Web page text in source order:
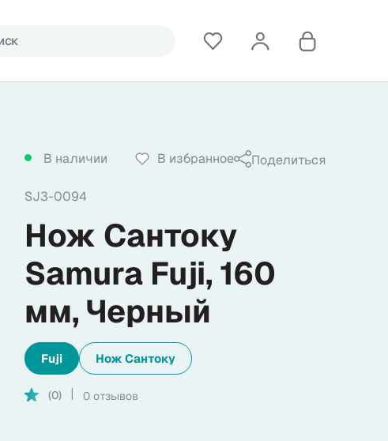
В наличии В избранное Поделиться
SJ3-0094
Нож Сантоку
Samura Fuji, 160
мм, Черный
Fuji Нож Сантоку
(0) 0 отзывов